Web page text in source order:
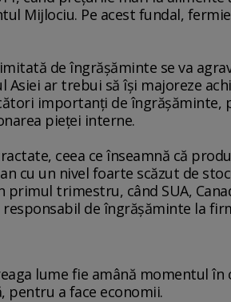
Mijlociu. Pe acest fundal,
de îngrăşăminte se va
Asiei ar trebui să îşi majoreze
importanţi de îngrăşăminte,
pieţei interne.
ceea ce înseamnă că
cu un nivel foarte scăzut de
trimestru, când SUA,
de îngrăşăminte la
lume fie amână momentul
pentru a face economii.